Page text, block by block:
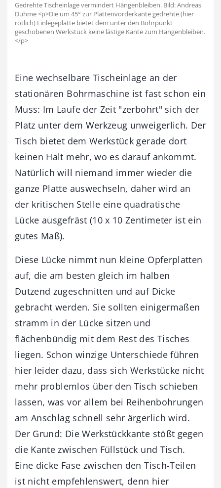
Gedrehte Tischeinlage vermindert Hängenbleiben. Bild: Andreas
Duhme <p>Die um 45° zur Plattenvorderkante gedrehte (hier
rötlich) Einlegeplatte bietet dem unter den Bohrpunkt
geschobenen Werkstück keine lästige Kante zum Hängenbleiben.
</p>
Eine wechselbare Tischeinlage an der
stationären Bohrmaschine ist fast schon ein
Muss: Im Laufe der Zeit "zerbohrt" sich der
Platz unter dem Werkzeug unweigerlich. Der
Tisch bietet dem Werkstück gerade dort
keinen Halt mehr, wo es darauf ankommt.
Natürlich will niemand immer wieder die
ganze Platte auswechseln, daher wird an
der kritischen Stelle eine quadratische
Lücke ausgefräst (10 x 10 Zentimeter ist ein
gutes Maß).
Diese Lücke nimmt nun kleine Opferplatten
auf, die am besten gleich im halben
Dutzend zugeschnitten und auf Dicke
gebracht werden. Sie sollten einigermaßen
stramm in der Lücke sitzen und
flächenbündig mit dem Rest des Tisches
liegen. Schon winzige Unterschiede führen
hier leider dazu, dass sich Werkstücke nicht
mehr problemlos über den Tisch schieben
lassen, was vor allem bei Reihenbohrungen
am Anschlag schnell sehr ärgerlich wird.
Der Grund: Die Werkstückkante stößt gegen
die Kante zwischen Füllstück und Tisch.
Eine dicke Fase zwischen den Tisch-Teilen
ist nicht empfehlenswert, denn hier